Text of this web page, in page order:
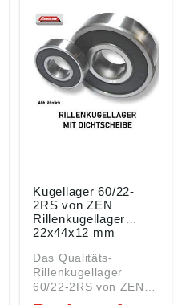
Kugellager 60/22-
2RS von ZEN
Rillenkugellager
22x44x12 mm
Das Qualitäts-
Rillenkugellager
60/22-2RS von ZEN